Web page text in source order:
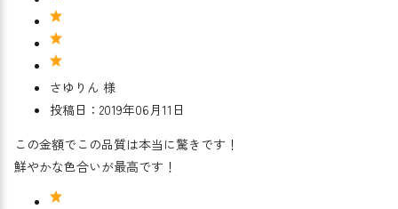
さゆりん 様
投稿日：2019年06月11日
この金額でこの品質は本当に驚きです！
鮮やかな色合いが最高です！